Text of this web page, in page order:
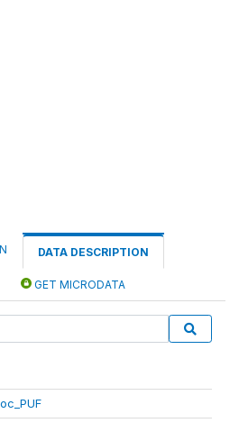
DATA DESCRIPTION
GET MICRODATA